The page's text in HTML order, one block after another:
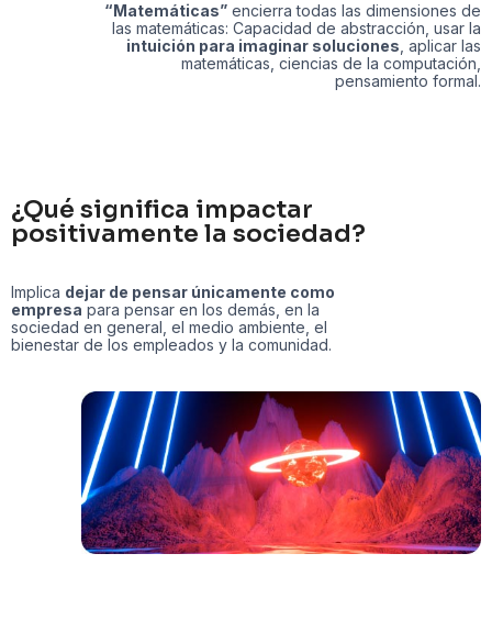
“Matemáticas” encierra todas las dimensiones de
las matemáticas: Capacidad de abstracción, usar la
intuición para imaginar soluciones , aplicar las
matemáticas, ciencias de la computación,
pensamiento formal.
¿Qué significa impactar
positivamente la sociedad?
Implica dejar de pensar únicamente como
empresa para pensar en los demás, en la
sociedad en general, el medio ambiente, el
bienestar de los empleados y la comunidad.